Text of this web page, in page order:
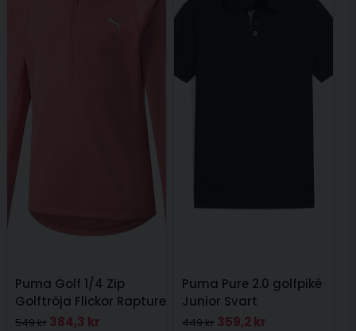
Puma Golf 1/4 Zip
Golftröja Flickor Rapture
Rose
549 kr 384,3 kr
Puma Pure 2.0 golfpiké
Junior Svart
449 kr 359,2 kr